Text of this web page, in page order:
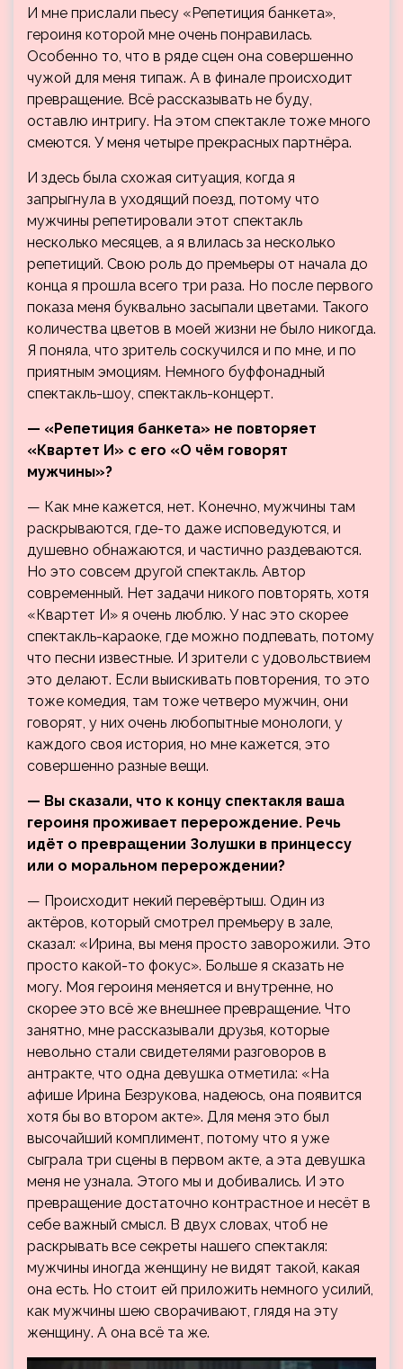
И мне прислали пьесу «Репетиция банкета»,
героиня которой мне очень понравилась.
Особенно то, что в ряде сцен она совершенно
чужой для меня типаж. А в финале происходит
превращение. Всё рассказывать не буду,
оставлю интригу. На этом спектакле тоже много
смеются. У меня четыре прекрасных партнёра.
И здесь была схожая ситуация, когда я
запрыгнула в уходящий поезд, потому что
мужчины репетировали этот спектакль
несколько месяцев, а я влилась за несколько
репетиций. Свою роль до премьеры от начала до
конца я прошла всего три раза. Но после первого
показа меня буквально засыпали цветами. Такого
количества цветов в моей жизни не было никогда.
Я поняла, что зритель соскучился и по мне, и по
приятным эмоциям. Немного буффонадный
спектакль-шоу, спектакль-концерт.
— «Репетиция банкета» не повторяет
«Квартет И» с его «О чём говорят
мужчины»?
— Как мне кажется, нет. Конечно, мужчины там
раскрываются, где-то даже исповедуются, и
душевно обнажаются, и частично раздеваются.
Но это совсем другой спектакль. Автор
современный. Нет задачи никого повторять, хотя
«Квартет И» я очень люблю. У нас это скорее
спектакль-караоке, где можно подпевать, потому
что песни известные. И зрители с удовольствием
это делают. Если выискивать повторения, то это
тоже комедия, там тоже четверо мужчин, они
говорят, у них очень любопытные монологи, у
каждого своя история, но мне кажется, это
совершенно разные вещи.
— Вы сказали, что к концу спектакля ваша
героиня проживает перерождение. Речь
идёт о превращении Золушки в принцессу
или о моральном перерождении?
— Происходит некий перевёртыш. Один из
актёров, который смотрел премьеру в зале,
сказал: «Ирина, вы меня просто заворожили. Это
просто какой-то фокус». Больше я сказать не
могу. Моя героиня меняется и внутренне, но
скорее это всё же внешнее превращение. Что
занятно, мне рассказывали друзья, которые
невольно стали свидетелями разговоров в
антракте, что одна девушка отметила: «На
афише Ирина Безрукова, надеюсь, она появится
хотя бы во втором акте». Для меня это был
высочайший комплимент, потому что я уже
сыграла три сцены в первом акте, а эта девушка
меня не узнала. Этого мы и добивались. И это
превращение достаточно контрастное и несёт в
себе важный смысл. В двух словах, чтоб не
раскрывать все секреты нашего спектакля:
мужчины иногда женщину не видят такой, какая
она есть. Но стоит ей приложить немного усилий,
как мужчины шею сворачивают, глядя на эту
женщину. А она всё та же.